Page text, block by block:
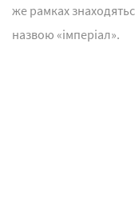
же рамках
назвою «імперіал».